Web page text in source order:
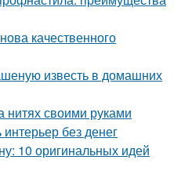
качественного
известь в домашних
нитях своими руками
без денег
10 оригинальных идей